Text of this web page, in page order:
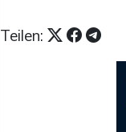
Teilen: